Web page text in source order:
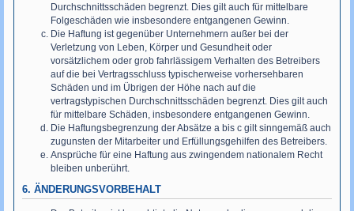
Durchschnittsschäden begrenzt. Dies gilt auch für mittelbare
Folgeschäden wie insbesondere entgangenen Gewinn.
Die Haftung ist gegenüber Unternehmern außer bei der
Verletzung von Leben, Körper und Gesundheit oder
vorsätzlichem oder grob fahrlässigem Verhalten des Betreibers
auf die bei Vertragsschluss typischerweise vorhersehbaren
Schäden und im Übrigen der Höhe nach auf die
vertragstypischen Durchschnittsschäden begrenzt. Dies gilt auch
für mittelbare Schäden, insbesondere entgangenen Gewinn.
Die Haftungsbegrenzung der Absätze a bis c gilt sinngemäß auch
zugunsten der Mitarbeiter und Erfüllungsgehilfen des Betreibers.
Ansprüche für eine Haftung aus zwingendem nationalem Recht
bleiben unberührt.
6. ÄNDERUNGSVORBEHALT